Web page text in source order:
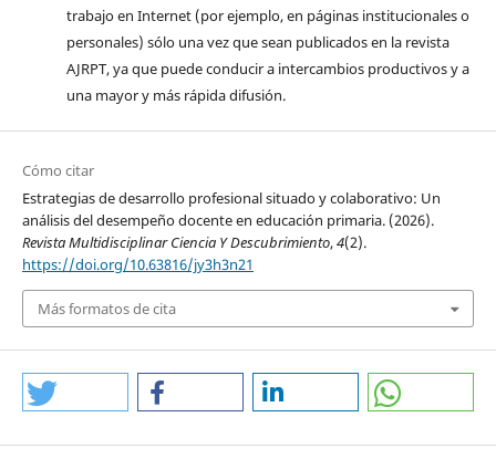
trabajo en Internet (por ejemplo, en páginas institucionales o
personales) sólo una vez que sean publicados en la revista
AJRPT, ya que puede conducir a intercambios productivos y a
una mayor y más rápida difusión.
Cómo citar
Estrategias de desarrollo profesional situado y colaborativo: Un
análisis del desempeño docente en educación primaria. (2026).
Revista Multidisciplinar Ciencia Y Descubrimiento,4(2).
https://doi.org/10.63816/jy3h3n21
Más formatos de cita